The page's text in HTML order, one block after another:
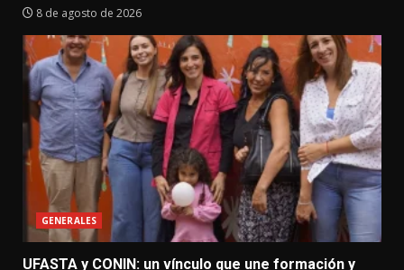
8 de agosto de 2026
GENERALES
UFASTA y CONIN: un vínculo que une formación y